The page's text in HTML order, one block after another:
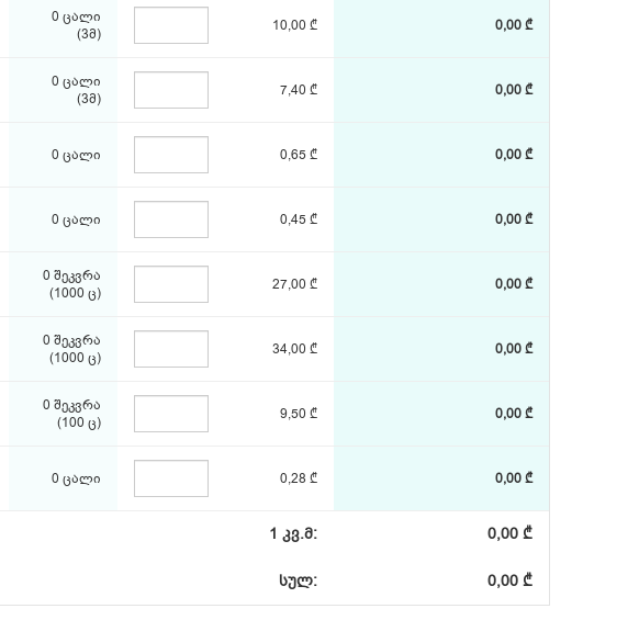
0 ცალი
(3მ)
10,00 ₾ 0,00 ₾
0 ცალი
(3მ)
7,40 ₾ 0,00 ₾
0 ცალი 0,65 ₾ 0,00 ₾
0 ცალი 0,45 ₾ 0,00 ₾
0 შეკვრა
(1000 ც)
27,00 ₾ 0,00 ₾
0 შეკვრა
(1000 ც)
34,00 ₾ 0,00 ₾
0 შეკვრა
(100 ც)
9,50 ₾ 0,00 ₾
0 ცალი 0,28 ₾ 0,00 ₾
1 კვ.მ: 0,00 ₾
სულ: 0,00 ₾